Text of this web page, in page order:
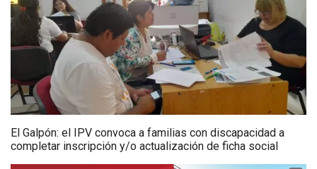
El Galpón: el IPV convoca a familias con discapacidad a
completar inscripción y/o actualización de ficha social